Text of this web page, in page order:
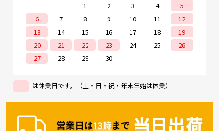
1
2 3 4
5
6
7 8 9 10 11
12
13
14 15 16 17 18
19
20
21 22 23 24 25
26
27
28 29 30
は休業日です。（土・日・祝・年末年始は休業）